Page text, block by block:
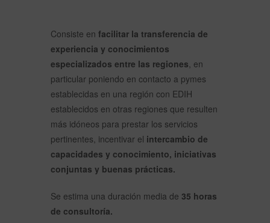
Consiste en facilitar la transferencia de
experiencia y conocimientos
especializados entre las regiones, en
particular poniendo en contacto a pymes
establecidas en una región con EDIH
establecidos en otras regiones que resulten
más idóneos para prestar los servicios
pertinentes, incentivar el intercambio de
capacidades y conocimiento, iniciativas
conjuntas y buenas prácticas.
Se estima una duración media de 35 horas
de consultoría.